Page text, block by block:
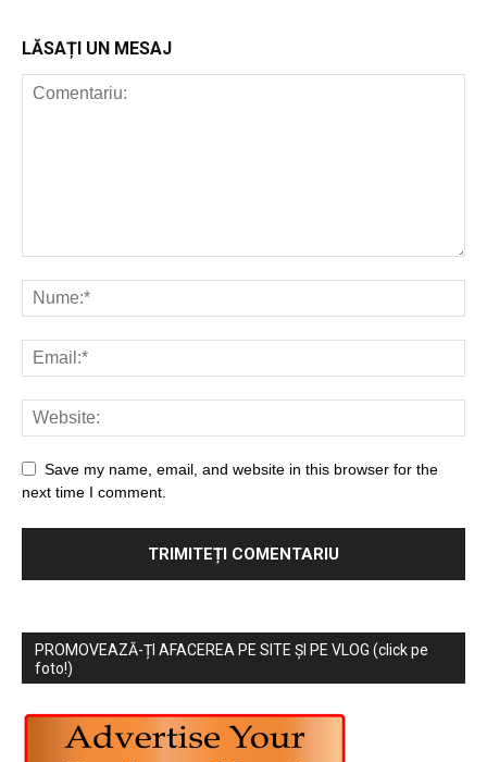
LĂSAȚI UN MESAJ
Save my name, email, and website in this browser for the
next time I comment.
PROMOVEAZĂ-ȚI AFACEREA PE SITE ȘI PE VLOG (click pe
foto!)